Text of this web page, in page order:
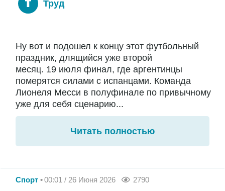
Труд
Ну вот и подошел к концу этот футбольный
праздник, длящийся уже второй
месяц. 19 июля финал, где аргентинцы
померятся силами с испанцами. Команда
Лионеля Месси в полуфинале по привычному
уже для себя сценарию...
Читать полностью
Спорт 00:01 / 26 Июня 2026 2790